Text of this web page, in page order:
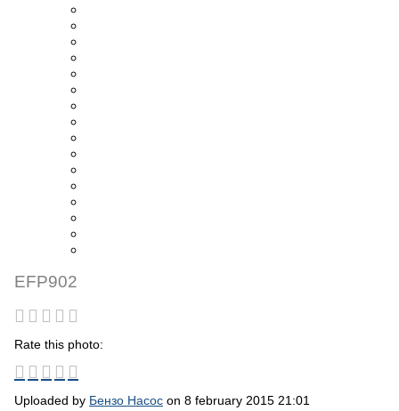
EFP902
Rate this photo:
Uploaded by Бензо Насос on 8 february 2015 21:01